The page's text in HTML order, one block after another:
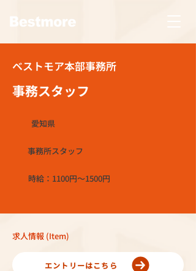
ベストモア本部事務所
事務スタッフ
愛知県
事務所スタッフ
時給：1100円～1500円
求人情報 (Item)
エントリーはこちら